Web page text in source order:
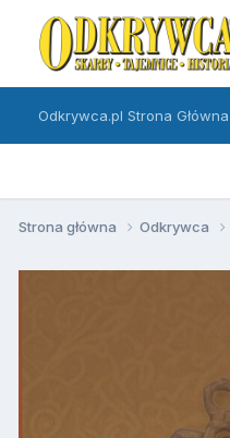
Odkrywca.pl Strona Główna
Strona główna Odkrywca